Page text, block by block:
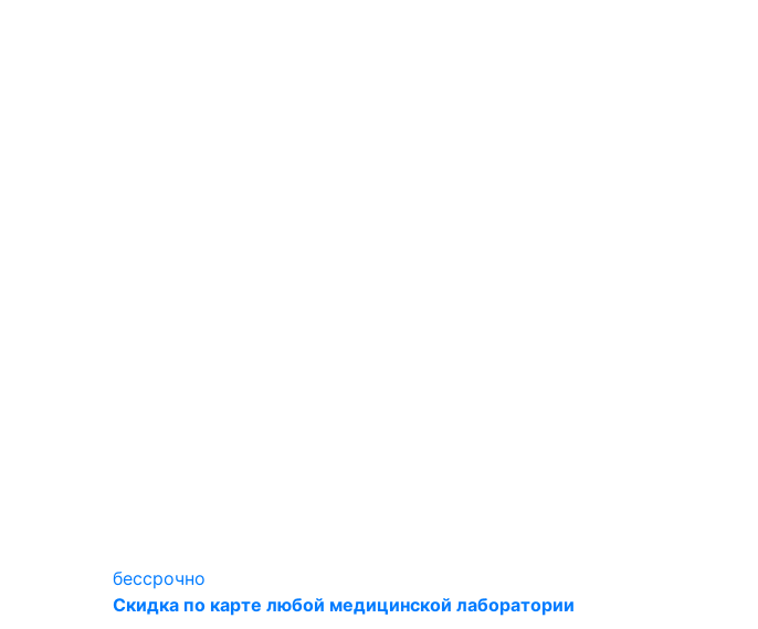
бессрочно
Скидка по карте любой медицинской лаборатории